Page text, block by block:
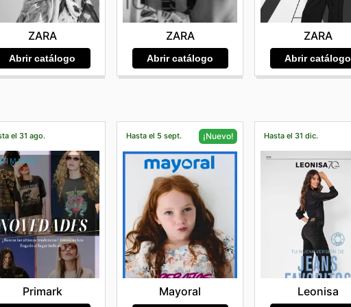
ZARA
Abrir catálogo
ZARA
Abrir catálogo
ZARA
Abrir catálogo
el 31 ago.
Primark
Hasta el 5 sept. ¡Nuevo!
Mayoral
Hasta el 31 dic.
Leonisa